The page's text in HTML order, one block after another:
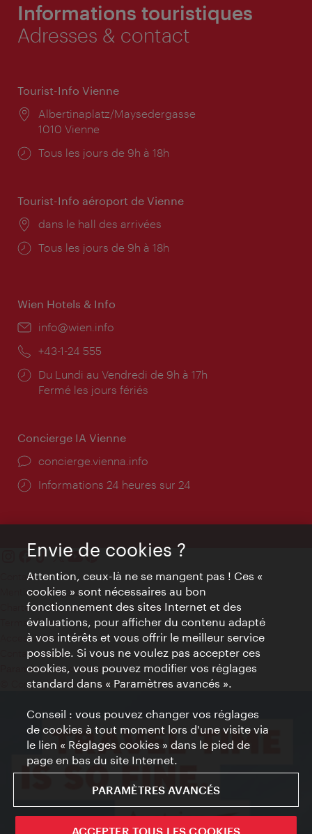
Informations touristiques
Adresses & contact
Tourist-Info Vienne
Lieu:
Albertinaplatz/Maysedergasse
1010 Vienne
Horaires
Tous les jours de 9h à 18h
Tourist-Info aéroport de Vienne
Lieu:
dans le hall des arrivées
Horaires
Tous les jours de 9h à 18h
Wien Hotels & Info
E-
info@wien.info
Téléphone:
+43-1-24 555
Horaires
d'ouverture:
Du Lundi au Vendredi de 9h à 17h
Fermé les jours fériés
Concierge IA Vienne
Ort:
concierge.vienna.info
Öffnungszeiten:
Informations 24 heures sur 24
Contact
Mentions obligatoires
Charte sur le respect de la vie privée
Terms of Use
Accessibilité
Contact presse
Paramètres de cookies
© Copyright WienTourismus
Envie de cookies ?
Attention, ceux-là ne se mangent pas ! Ces «
cookies » sont nécessaires au bon
fonctionnement des sites Internet et des
évaluations, pour afficher du contenu adapté
à vos intérêts et vous offrir le meilleur service
possible. Si vous ne voulez pas accepter ces
cookies, vous pouvez modifier vos réglages
standard dans « Paramètres avancés ».
Conseil : vous pouvez changer vos réglages
de cookies à tout moment lors d'une visite via
le lien « Réglages cookies » dans le pied de
page en bas du site Internet.
PARAMÈTRES AVANCÉS
ACCEPTER TOUS LES COOKIES